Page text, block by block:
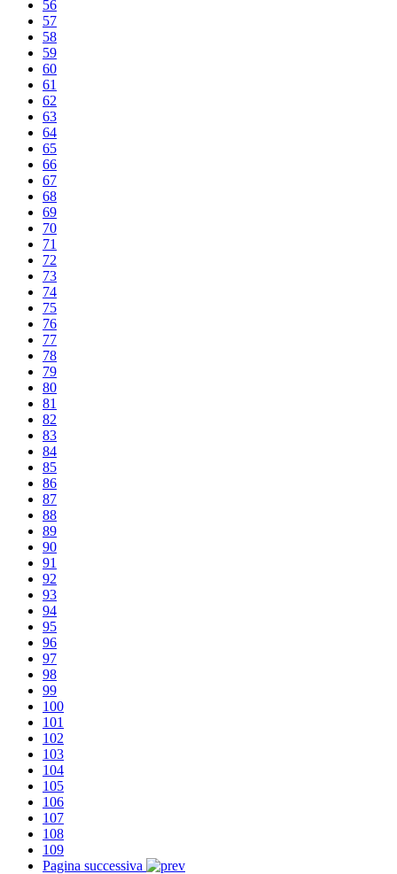
56
57
58
59
60
61
62
63
64
65
66
67
68
69
70
71
72
73
74
75
76
77
78
79
80
81
82
83
84
85
86
87
88
89
90
91
92
93
94
95
96
97
98
99
100
101
102
103
104
105
106
107
108
109
Pagina successiva